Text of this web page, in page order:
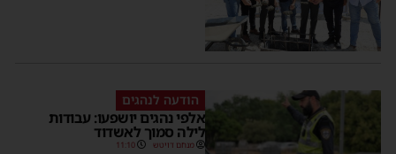
הודעה לנהגים
אלפי נהגים יושפעו: עבודות
לילה סמוך לאשדוד
מנחם דויטש 11:10